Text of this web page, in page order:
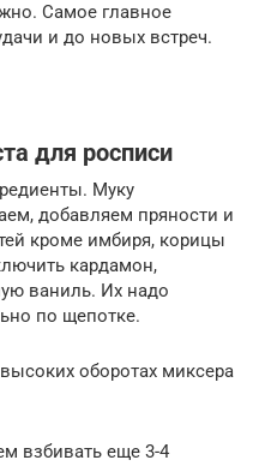
Самое главное
и до новых встреч.
для росписи
Муку
добавляем пряности и
кроме имбиря, корицы
кардамон,
ваниль. Их надо
по щепотке.
оборотах миксера
взбивать еще 3-4